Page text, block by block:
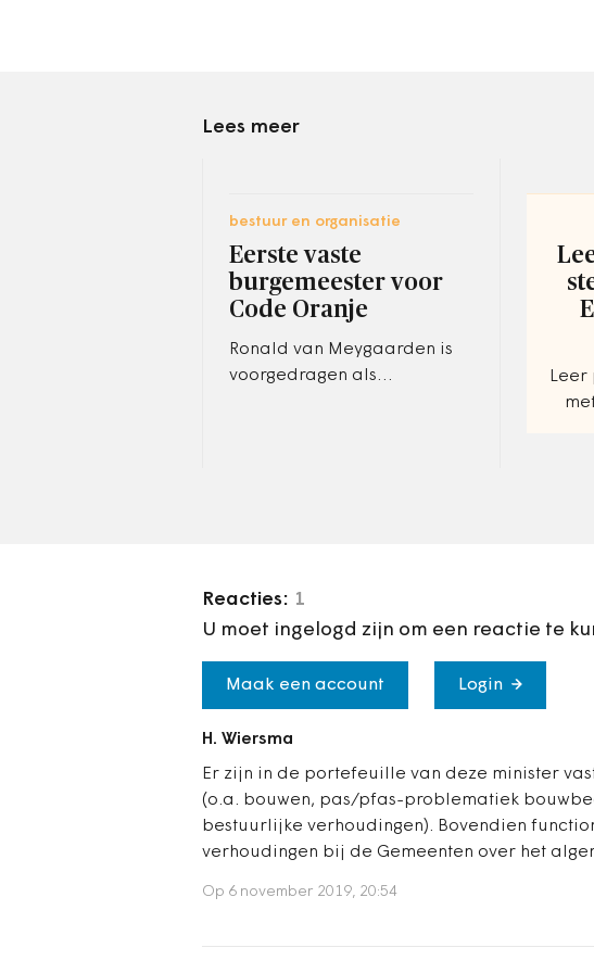
Lees meer
bestuur en organisatie
Eerste vaste
burgemeester voor
Code Oranje
Ronald van Meygaarden is
voorgedragen als
Reacties: 1
U moet ingelogd zijn om een reactie te
Maak een account Login
H. Wiersma
Er zijn in de portefeuille van deze minister
(o.a. bouwen, pas/pfas-problematiek
bestuurlijke verhoudingen). Bovendien
verhoudingen bij de Gemeenten over het
Op 6 november 2019, 20:54